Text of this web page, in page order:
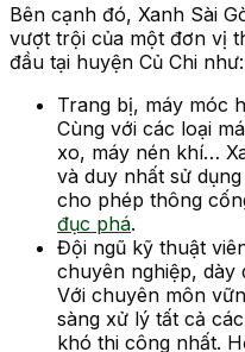
Bên cạnh đó, Xanh Sài
vượt trội của một đơn vị
đầu tại huyện Củ Chi như:
Trang bị, máy móc
Cùng với các loại
xo, máy nén khí…
và duy nhất sử
cho phép thông
đục phá.
Đội ngũ kỹ thuật
chuyên nghiệp, dày
Với chuyên môn
sàng xử lý tất cả
khó thi công nhất.